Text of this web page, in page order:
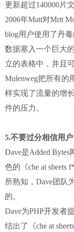
更新超过140000片文
2006年Matt对Mrtt
blog用户使用了丹
数据塞入一个巨大
立的表格中，并且
Mulenweg把所有的
样实现了流量的增
件的压力。
5.不要过分相信用户
Dave是Added
色的《che at sheets
所熟知，Dave团队
的。
Dave为PHP开发者
结出了《che at